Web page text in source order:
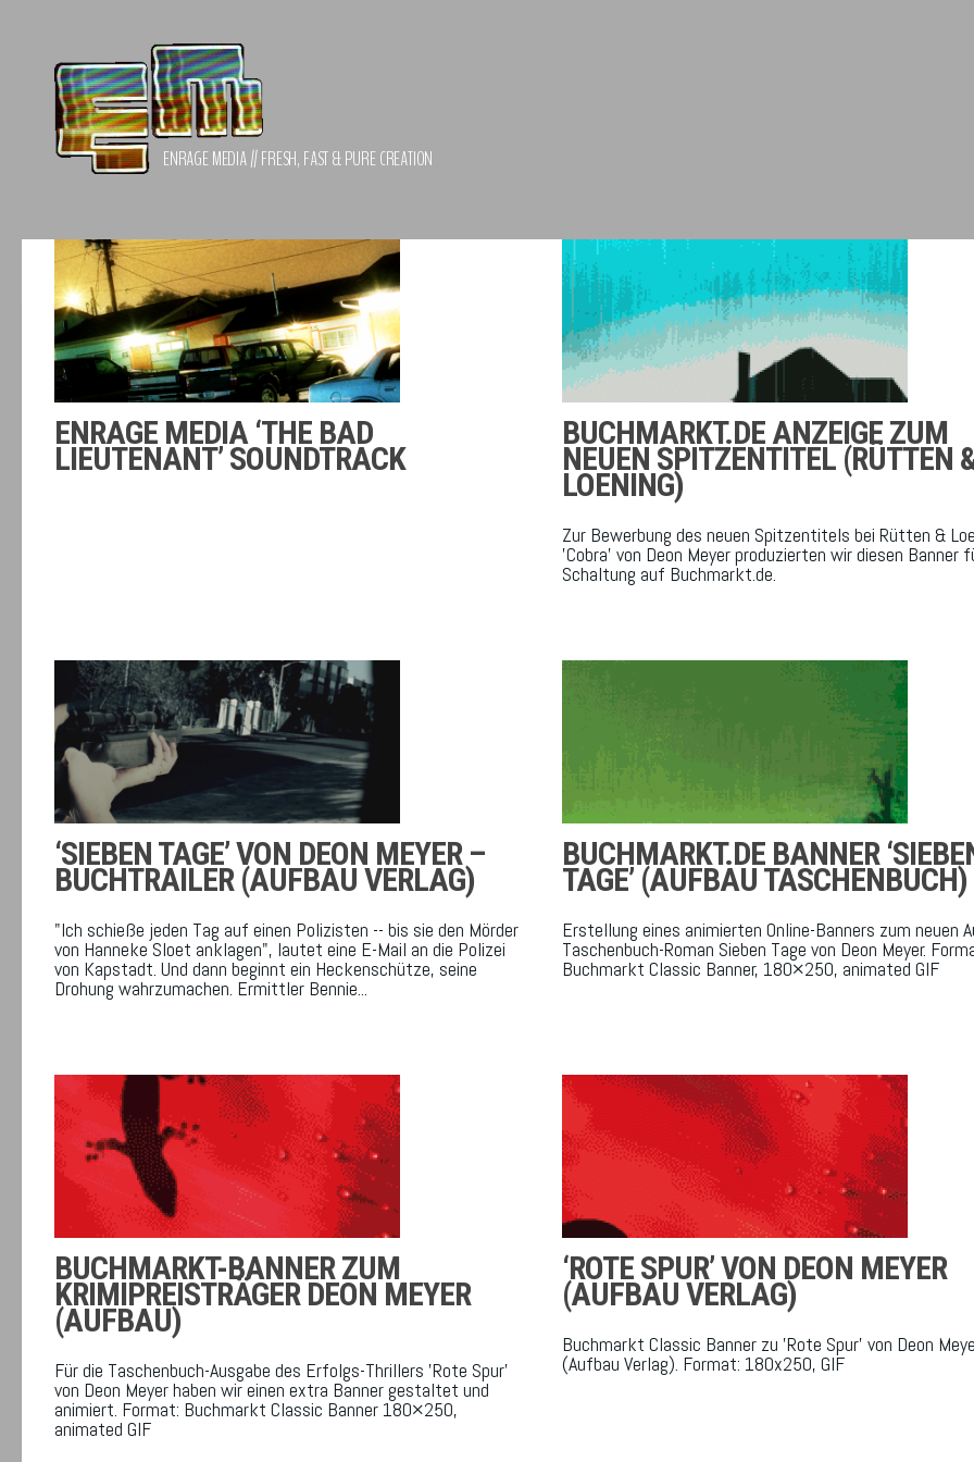
ENRAGE MEDIA // FRESH, FAST & PURE CREATION
ENRAGE MEDIA ‘THE BAD
LIEUTENANT’ SOUNDTRACK
BUCHMARKT.DE ANZEIGE ZUM
NEUEN SPITZENTITEL (RÜTTEN
LOENING)
Zur Bewerbung des neuen Spitzentitels bei Rütten &
'Cobra' von Deon Meyer produzierten wir diesen Banner
Schaltung auf Buchmarkt.de.
‘SIEBEN TAGE’ VON DEON MEYER –
BUCHTRAILER (AUFBAU VERLAG)
"Ich schieße jeden Tag auf einen Polizisten -- bis sie den Mörder
von Hanneke Sloet anklagen", lautet eine E-Mail an die Polizei
von Kapstadt. Und dann beginnt ein Heckenschütze, seine
Drohung wahrzumachen. Ermittler Bennie...
BUCHMARKT.DE BANNER
TAGE’ (AUFBAU TASCHENBUCH)
Erstellung eines animierten Online-Banners zum neuen
Taschenbuch-Roman Sieben Tage von Deon Meyer.
Buchmarkt Classic Banner, 180×250, animated GIF
BUCHMARKT-BANNER ZUM
KRIMIPREISTRÄGER DEON MEYER
(AUFBAU)
Für die Taschenbuch-Ausgabe des Erfolgs-Thrillers 'Rote Spur'
von Deon Meyer haben wir einen extra Banner gestaltet und
animiert. Format: Buchmarkt Classic Banner 180×250,
animated GIF
‘ROTE SPUR’ VON DEON MEYER
(AUFBAU VERLAG)
Buchmarkt Classic Banner zu 'Rote Spur' von Deon
(Aufbau Verlag). Format: 180x250, GIF